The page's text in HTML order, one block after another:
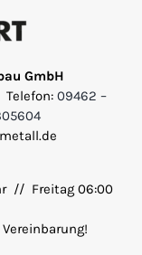
GmbH
09462 –
// Freitag 06:00